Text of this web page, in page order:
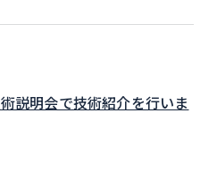
説明会で技術紹介を行いま